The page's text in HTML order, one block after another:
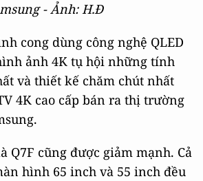
- Ảnh: H.Đ
cong dùng công nghệ QLED
ảnh 4K tụ hội những tính
và thiết kế chăm chút nhất
4K cao cấp bán ra thị trường
Q7F cũng được giảm mạnh. Cả
hình 65 inch và 55 inch đều